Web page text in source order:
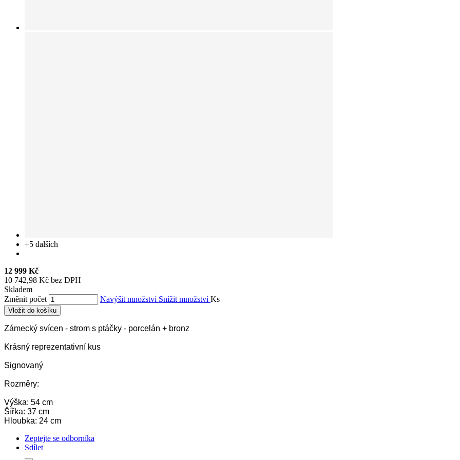
+5 dalších
12 999 Kč
10 742,98 Kč bez DPH
Skladem
Změnit počet
Navýšit množství Snížit množstvíKs
Vložit do košíku
Zámecký svícen - strom s ptáčky - porcelán + bronz
Krásný reprezentativní kus
Signovaný
Rozměry:
Výška: 54 cm
Šířka: 37 cm
Hloubka: 24 cm
Zeptejte se odborníka
Sdílet